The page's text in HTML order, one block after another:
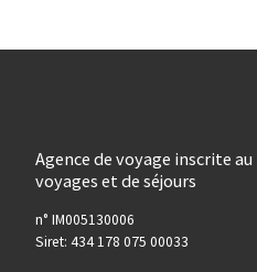
Agence de voyage inscrite
voyages et de séjours
n° IM005130006
Siret: 434 178 075 00033